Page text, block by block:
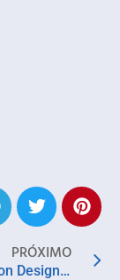
PRÓXIMO
Brasil Fashion Designers 2025 chega a São Paulo com foco em novos talentos da moda